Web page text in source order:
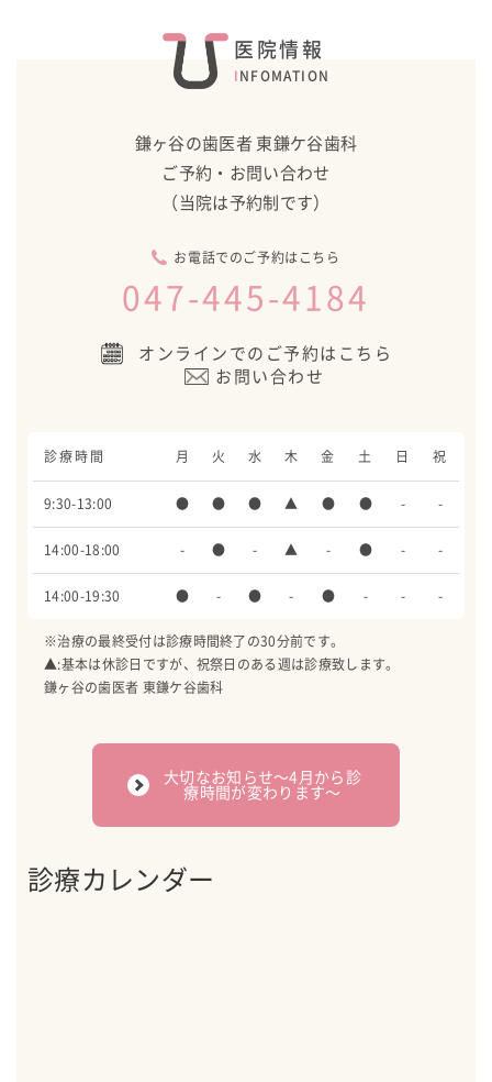
医院情報
INFOMATION
鎌ヶ谷の歯医者 東鎌ケ谷歯科
ご予約・お問い合わせ
（当院は予約制です）
お電話でのご予約はこちら
047-445-4184
オンラインでのご予約はこちら
お問い合わせ
診療時間 月 火 水 木 金 土 日 祝
9:30-13:00 ● ● ● ▲ ● ● - -
14:00-18:00 - ● - ▲ - ● - -
14:00-19:30 ● - ● - ● - - -
※治療の最終受付は診療時間終了の30分前です。
▲:基本は休診日ですが、祝祭日のある週は診療致します。
鎌ヶ谷の歯医者 東鎌ケ谷歯科
大切なお知らせ〜4月から診
療時間が変わります〜
診療カレンダー